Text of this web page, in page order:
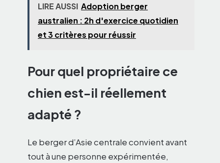
LIRE AUSSI Adoption berger
australien : 2h d'exercice quotidien
et 3 critères pour réussir
Pour quel propriétaire ce
chien est-il réellement
adapté ?
Le berger d’Asie centrale convient avant
tout à une personne expérimentée,